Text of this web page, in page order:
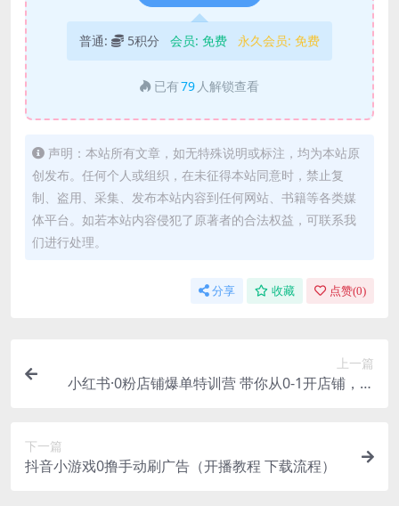
普通: 5积分 会员: 免费 永久会员: 免费
已有79 人解锁查看
声明：本站所有文章，如无特殊说明或标注，均为本站原
创发布。任何个人或组织，在未征得本站同意时，禁止复
制、盗用、采集、发布本站内容到任何网站、书籍等各类媒
体平台。如若本站内容侵犯了原著者的合法权益，可联系我
们进行处理。
分享 收藏 点赞(0)
上一篇
小红书·0粉店铺爆单特训营 带你从0-1开店铺，选
下一篇
抖音小游戏0撸手动刷广告（开播教程 下载流程）